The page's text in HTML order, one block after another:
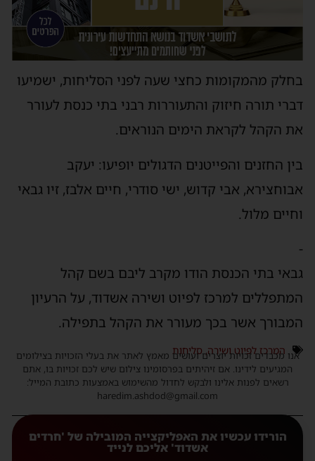
בחלק מהמקומות כחצי שעה לפני הסליחות, ישמיעו
דברי תורה חיזוק והתעוררות רבני בתי כנסת לעורר
את הקהל לקראת הימים הנוראים.
בין החזנים והפייטנים הדגולים יופיעו: יעקב
אבוחצירא, אבי קדוש, ישי סודרי, חיים אלבז, זיו גבאי
וחיים מלול.
-
גבאי בתי הכנסת הודו מקרב ליבם בשם קהל
המתפללים למרכז לפיוט ושירה אשדוד, על הרעיון
המבורך אשר בכך מעורר את הקהל בתפילה.
המרכז לפיוט ושירה, סליחות
אנו מכבדים זכויות יוצרים ועושים מאמץ לאתר את בעלי הזכויות בצילומים
המגיעים לידינו. אם זיהיתים בפרסומינו צילום שיש לכם זכויות בו, אתם
רשאים לפנות אלינו ולבקש לחדול מהשימוש באמצעות כתובת המייל:
haredim.ashdod@gmail.com
הורידו עכשיו את האפליקצייה המובילה של 'חרדים
אשדוד' אליכם לנייד